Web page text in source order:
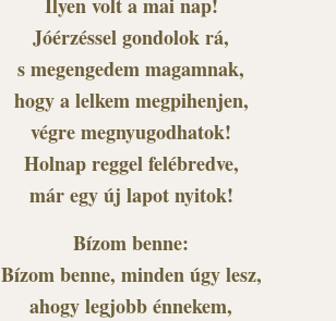
Jóérzéssel gondolok rá,
s megengedem magamnak,
hogy a lelkem megpihenjen,
végre megnyugodhatok!
Holnap reggel felébredve,
már egy új lapot nyitok!
Bízom benne:
Bízom benne, minden úgy lesz,
ahogy legjobb énnekem,